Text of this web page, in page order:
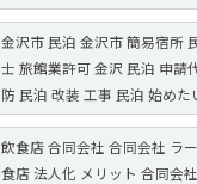
金沢市 民泊 金沢市 簡易宿所
士 旅館業許可 金沢 民泊 申請
防 民泊 改装 工事 民泊 始めた
飲食店 合同会社 合同会社 ラ
食店 法人化 メリット 合同会